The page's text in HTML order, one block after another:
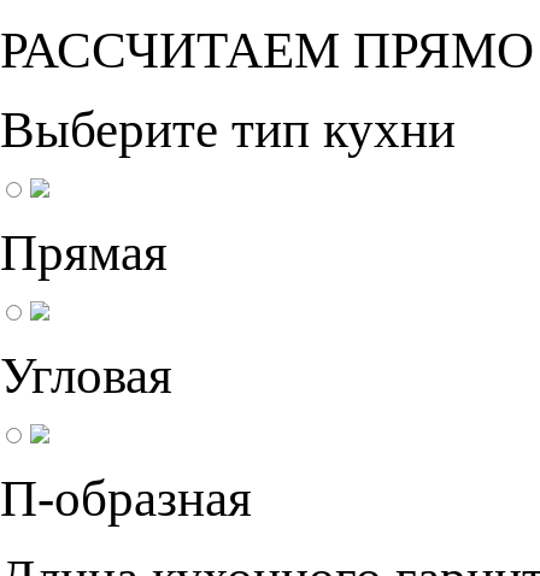
РАССЧИТАЕМ
Выберите тип кухни
Прямая
Угловая
П-образная